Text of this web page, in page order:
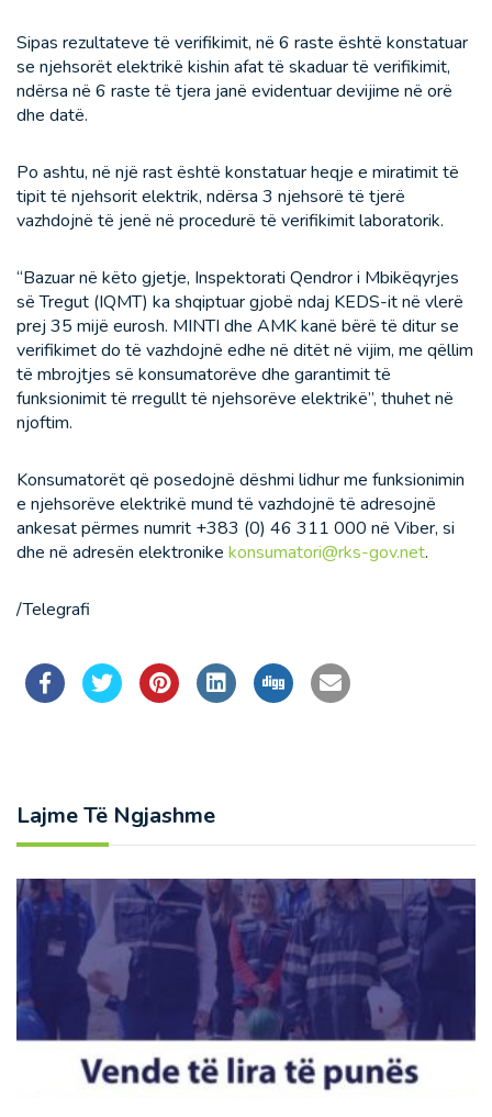
Sipas rezultateve të verifikimit, në 6 raste është konstatuar
se njehsorët elektrikë kishin afat të skaduar të verifikimit,
ndërsa në 6 raste të tjera janë evidentuar devijime në orë
dhe datë.
Po ashtu, në një rast është konstatuar heqje e miratimit të
tipit të njehsorit elektrik, ndërsa 3 njehsorë të tjerë
vazhdojnë të jenë në procedurë të verifikimit laboratorik.
“Bazuar në këto gjetje, Inspektorati Qendror i Mbikëqyrjes
së Tregut (IQMT) ka shqiptuar gjobë ndaj KEDS-it në vlerë
prej 35 mijë eurosh. MINTI dhe AMK kanë bërë të ditur se
verifikimet do të vazhdojnë edhe në ditët në vijim, me qëllim
të mbrojtjes së konsumatorëve dhe garantimit të
funksionimit të rregullt të njehsorëve elektrikë”, thuhet në
njoftim.
Konsumatorët që posedojnë dëshmi lidhur me funksionimin
e njehsorëve elektrikë mund të vazhdojnë të adresojnë
ankesat përmes numrit +383 (0) 46 311 000 në Viber, si
dhe në adresën elektronike konsumatori@rks-gov.net.
/Telegrafi
Lajme Të Ngjashme